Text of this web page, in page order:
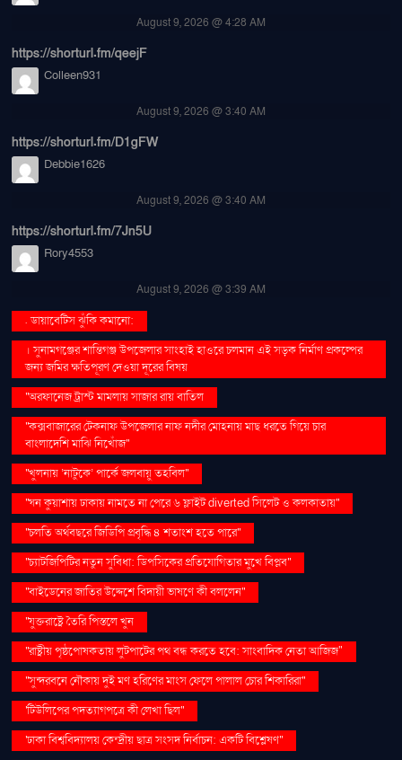
August 9, 2026 @ 4:28 AM
https://shorturl.fm/qeejF
Colleen931
August 9, 2026 @ 3:40 AM
https://shorturl.fm/D1gFW
Debbie1626
August 9, 2026 @ 3:40 AM
https://shorturl.fm/7Jn5U
Rory4553
August 9, 2026 @ 3:39 AM
. ডায়াবেটিস ঝুঁকি কমানো:
। সুনামগঞ্জের শান্তিগঞ্জ উপজেলার সাংহাই হাওরে চলমান এই সড়ক নির্মাণ প্রকল্পের
জন্য জমির ক্ষতিপূরণ দেওয়া দূরের বিষয়
''অরফানেজ ট্রাস্ট মামলায় সাজার রায় বাতিল
''কক্সবাজারের টেকনাফ উপজেলার নাফ নদীর মোহনায় মাছ ধরতে গিয়ে চার
বাংলাদেশি মাঝি নিখোঁজ''
''খুলনায় ‘নাটুকে’ পার্কে জলবায়ু তহবিল''
''ঘন কুয়াশায় ঢাকায় নামতে না পেরে ৬ ফ্লাইট diverted সিলেট ও কলকাতায়''
''চলতি অর্থবছরে জিডিপি প্রবৃদ্ধি ৪ শতাংশ হতে পারে''
''চ্যাটজিপিটির নতুন সুবিধা: ডিপসিকের প্রতিযোগিতার মুখে বিপ্লব''
''বাইডেনের জাতির উদ্দেশে বিদায়ী ভাষণে কী বললেন''
''যুক্তরাষ্ট্রে তৈরি পিস্তলে খুন
''রাষ্ট্রীয় পৃষ্ঠপোষকতায় লুটপাটের পথ বন্ধ করতে হবে: সাংবাদিক নেতা আজিজ"
''সুন্দরবনে নৌকায় দুই মণ হরিণের মাংস ফেলে পালাল চোর শিকারিরা''
'টিউলিপের পদত্যাগপত্রে কী লেখা ছিল''
'ঢাকা বিশ্ববিদ্যালয় কেন্দ্রীয় ছাত্র সংসদ নির্বাচন: একটি বিশ্লেষণ''